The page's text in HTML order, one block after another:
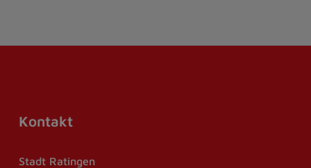
Kontakt
Stadt Ratingen